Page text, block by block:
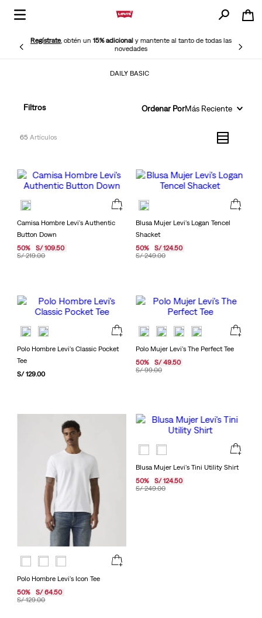
Regístrate, obtén un15% adicionaly mantente al tanto de todas las
novedades
DAILY BASIC
Filtros Ordenar PorMás Reciente
65
Camisa Hombre Levi's Authentic
Button Down
S/ 219.00
50% S/ 109.50
Blusa Mujer Levi's Logan Tencel
Shacket
S/ 249.00
50% S/ 124.50
Polo Hombre Levi's Classic Pocket
Tee
S/ 129.00
Polo Mujer Levi's The Perfect Tee
S/ 99.00
50% S/ 49.50
Polo Hombre Levi's Icon Tee
S/ 129.00
50% S/ 64.50
Blusa Mujer Levi's Tini Utility Shirt
S/ 249.00
50% S/ 124.50